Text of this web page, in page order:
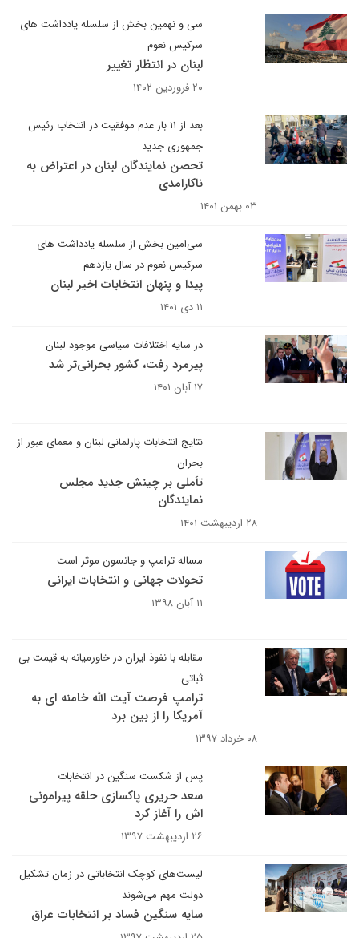
سی و نهمین بخش از سلسله یادداشت های
سرکیس نعوم
لبنان در انتظار تغییر
۲۰ فروردین ۱۴۰۲
بعد از ۱۱ بار عدم موفقیت در انتخاب رئیس
جمهوری جدید
تحصن نمایندگان لبنان در اعتراض به
ناکارامدی
۰۳ بهمن ۱۴۰۱
سی‌امین بخش از سلسله یادداشت های
سرکیس نعوم در سال یازدهم
پیدا و پنهان انتخابات اخیر لبنان
۱۱ دی ۱۴۰۱
در سایه اختلافات سیاسی موجود لبنان
پیرمرد رفت، کشور بحرانی‌تر شد
۱۷ آبان ۱۴۰۱
نتایج انتخابات پارلمانی لبنان و معمای عبور از
بحران
تأملی بر چینش جدید مجلس
نمایندگان
۲۸ اردیبهشت ۱۴۰۱
مساله ترامپ و جانسون موثر است
تحولات جهانی و انتخابات ایرانی
۱۱ آبان ۱۳۹۸
مقابله با نفوذ ایران در خاورمیانه به قیمت بی
ثباتی
ترامپ فرصت آیت الله خامنه ای به
آمریکا را از بین برد
۰۸ خرداد ۱۳۹۷
پس از شکست سنگین در انتخابات
سعد حریری پاکسازی حلقه پیرامونی
اش را آغاز کرد
۲۶ اردیبهشت ۱۳۹۷
لیست‌های کوچک انتخاباتی در زمان تشکیل
دولت مهم می‌شوند
سایه سنگین فساد بر انتخابات عراق